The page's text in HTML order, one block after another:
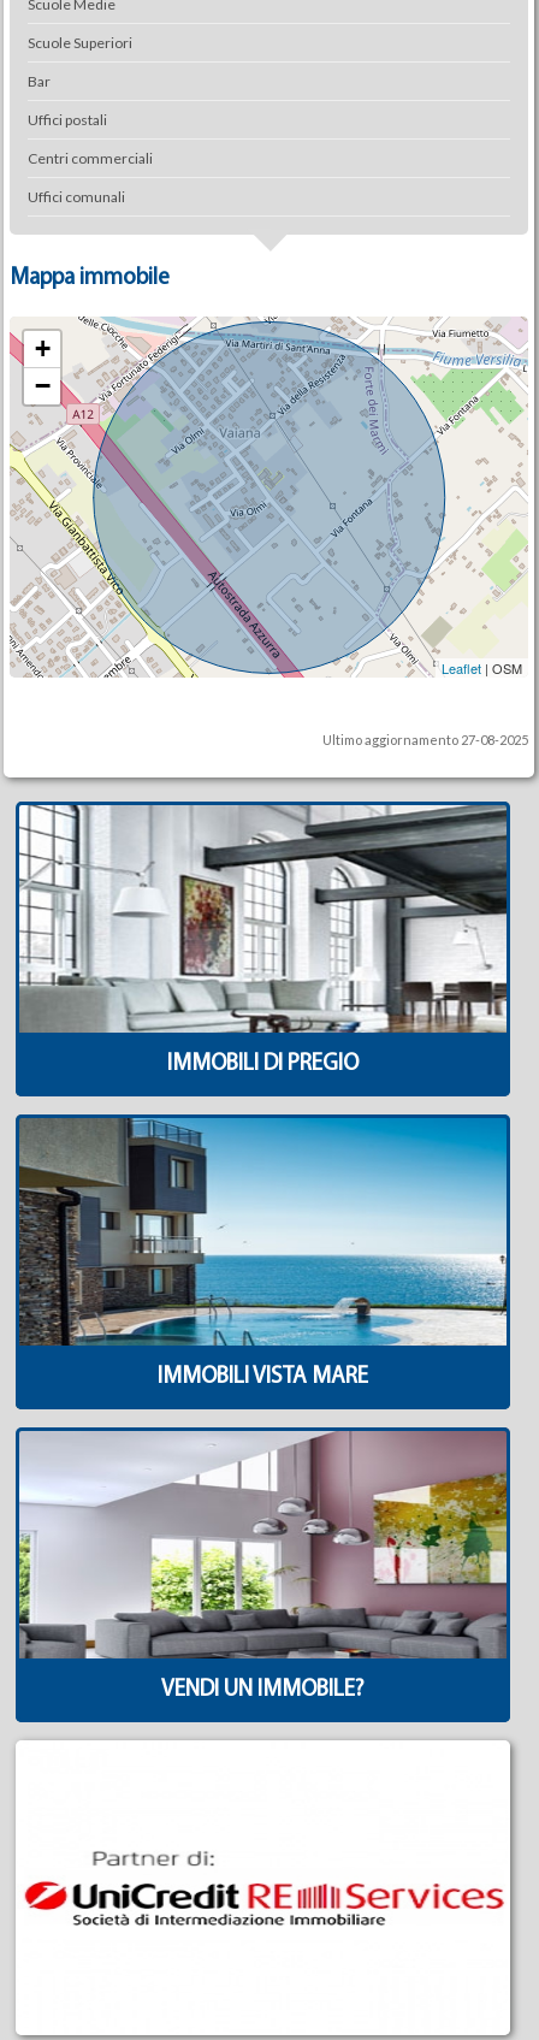
Scuole Medie
Scuole Superiori
Bar
Uffici postali
Centri commerciali
Uffici comunali
Mappa immobile
+
−
Leaflet | OSM
Ultimo aggiornamento 27-08-2025
IMMOBILI DI PREGIO
IMMOBILI VISTA MARE
VENDI UN IMMOBILE?